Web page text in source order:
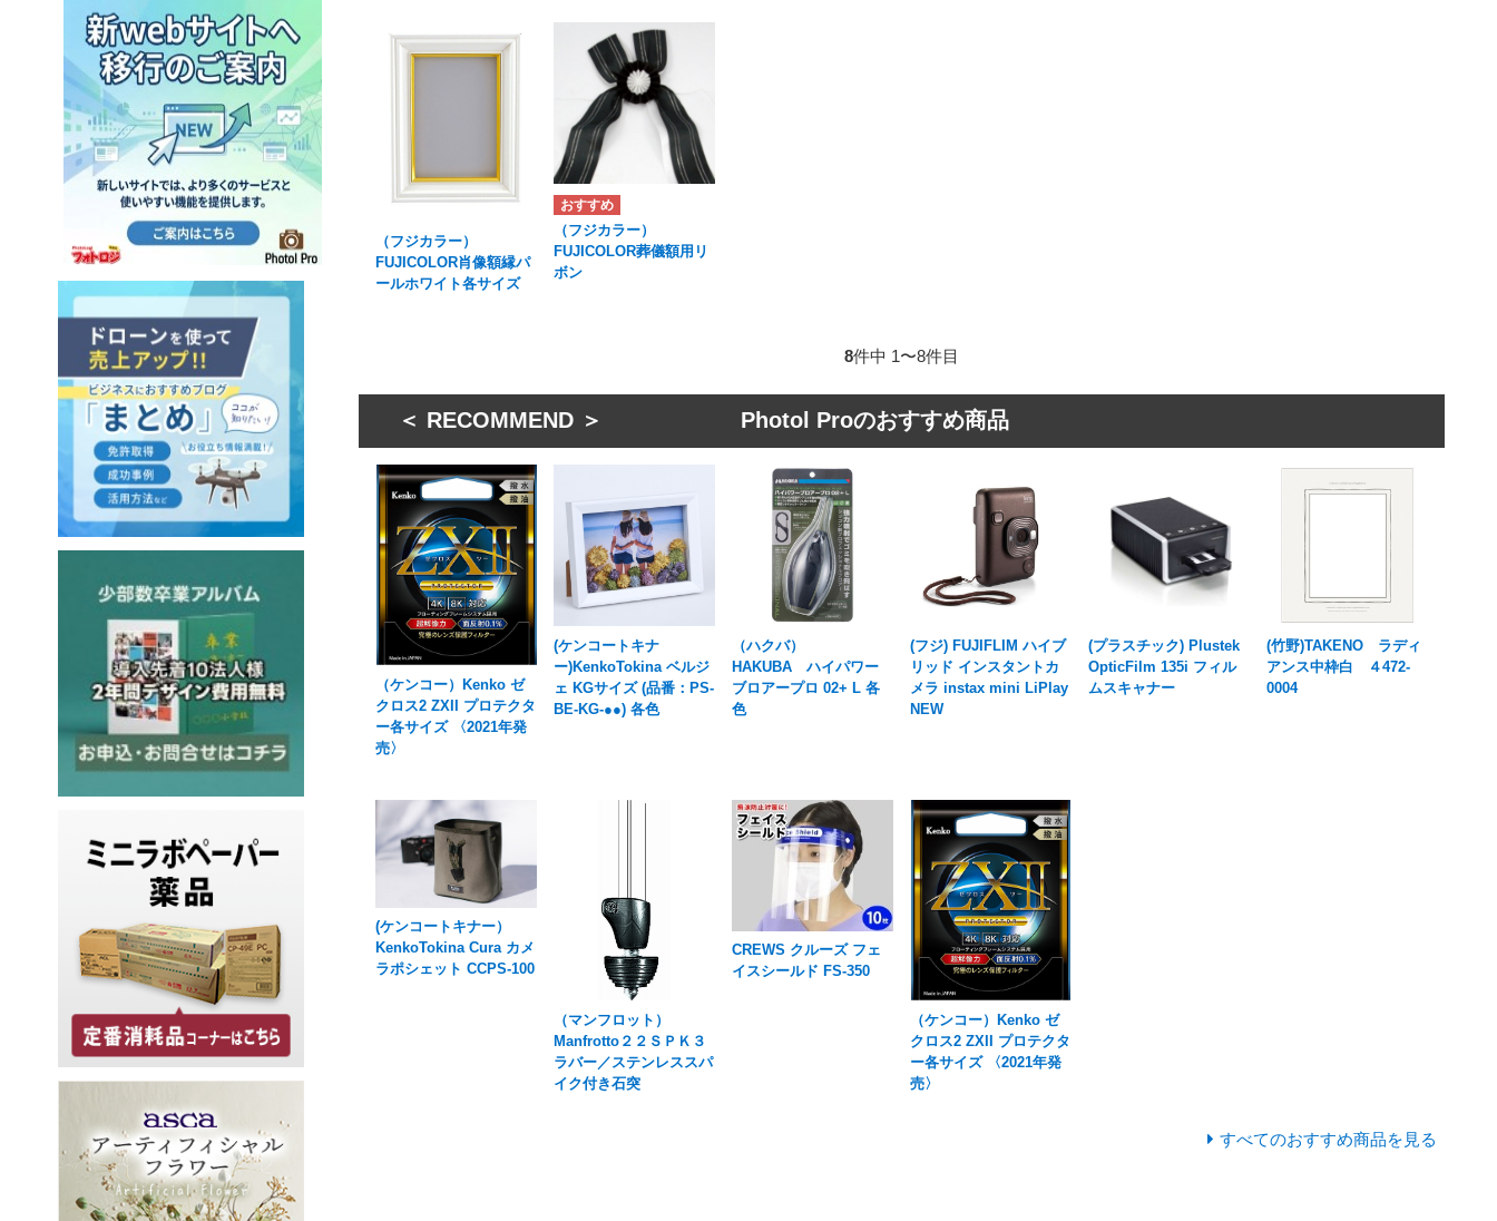
（フジカラー）
FUJICOLOR肖像額縁パ
ールホワイト各サイズ
（フジカラー）
FUJICOLOR葬儀額用リ
ボン
8件中 1〜8件目
＜ RECOMMEND ＞ Photol Proのおすすめ商品
（ケンコー）Kenko ゼ
クロス2 ZXII プロテクタ
ー各サイズ 〈2021年発
売〉
(ケンコートキナ
ー)KenkoTokina ベルジ
ェ KGサイズ (品番：PS-
BE-KG-●●) 各色
（ハクバ）
HAKUBA ハイパワー
ブロアープロ 02+ L 各
色
(フジ) FUJIFLIM ハイブ
リッド インスタントカ
メラ instax mini LiPlay
NEW
(プラスチック) Plustek
OpticFilm 135i フィル
ムスキャナー
(竹野)TAKENO ラディ
アンス中枠白 ４472-
0004
(ケンコートキナー）
KenkoTokina Cura カメ
ラポシェット CCPS-100
（マンフロット）
Manfrotto２２ＳＰＫ３
ラバー／ステンレススパ
イク付き石突
CREWS クルーズ フェ
イスシールド FS-350
（ケンコー）Kenko ゼ
クロス2 ZXII プロテクタ
ー各サイズ 〈2021年発
売〉
すべてのおすすめ商品を見る